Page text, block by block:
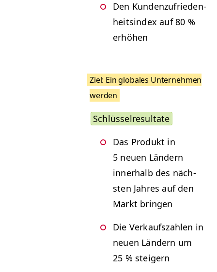
Den Kun­den­zufrieden­
heitsin­dex auf 80 %
erhöhen
Ziel: Ein glob­ales Unternehmen
wer­den
Schlüs­sel­re­sul­tate
Das Pro­dukt in
5 neuen Län­dern
inner­halb des näch­
sten Jahres auf den
Markt bringen
Die Verkauf­szahlen in
neuen Län­dern um
25 % steigern